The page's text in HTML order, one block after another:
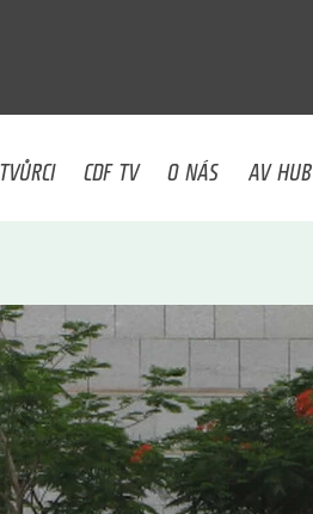
TVŮRCI CDF TV O NÁS AV HUB